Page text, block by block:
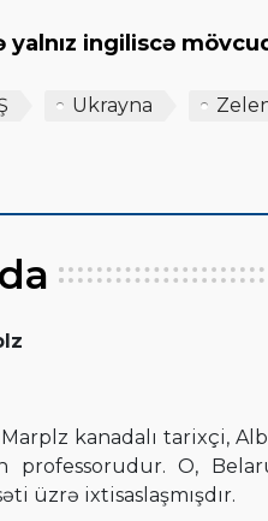
ingiliscə
Ukrayna
kanadalı tarixçi,
professorudur. O,
üzrə ixtisaslaşmışdır.